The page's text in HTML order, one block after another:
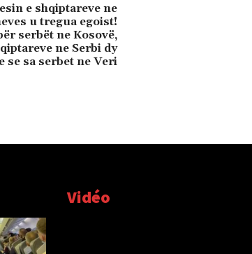
e shqiptareve ne
u tregua egoist!
serbët ne Kosovë,
ne Serbi dy
se sa serbet ne Veri
Vidéo